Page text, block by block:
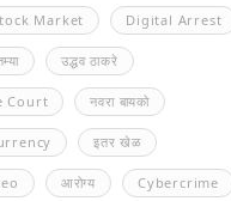
Market Digital Arrest
उद्धव ठाकरे
Court नवरा बायको
इतर खेळ
आरोग्य Cybercrime